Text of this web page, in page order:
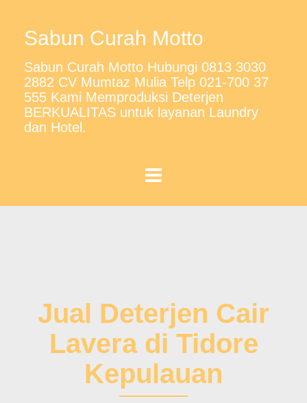
Sabun Curah Motto
Sabun Curah Motto Hubungi 0813 3030
2882 CV Mumtaz Mulia Telp 021-700 37
555 Kami Memproduksi Deterjen
BERKUALITAS untuk layanan Laundry
dan Hotel.
Jual Deterjen Cair
Lavera di Tidore
Kepulauan